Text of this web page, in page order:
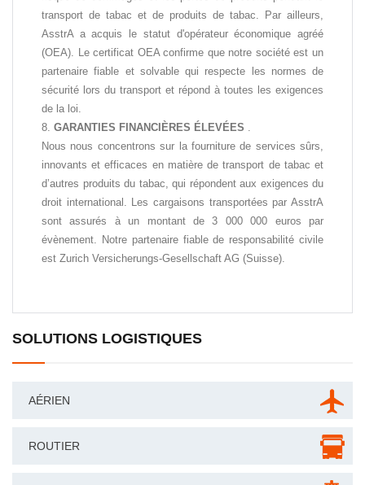
transport de tabac et de produits de tabac. Par ailleurs,
AsstrA a acquis le statut d'opérateur économique agréé
(OEA). Le certificat OEA confirme que notre société est un
partenaire fiable et solvable qui respecte les normes de
sécurité lors du transport et répond à toutes les exigences
de la loi.
GARANTIES FINANCIÈRES ÉLEVÉES
Nous nous concentrons sur la fourniture de services sûrs,
innovants et efficaces en matière de transport de tabac et
d’autres produits du tabac, qui répondent aux exigences du
droit international. Les cargaisons transportées par AsstrA
sont assurés à un montant de 3 000 000 euros par
évènement. Notre partenaire fiable de responsabilité civile
est Zurich Versicherungs-Gesellschaft AG (Suisse).
SOLUTIONS LOGISTIQUES
AÉRIEN
ROUTIER